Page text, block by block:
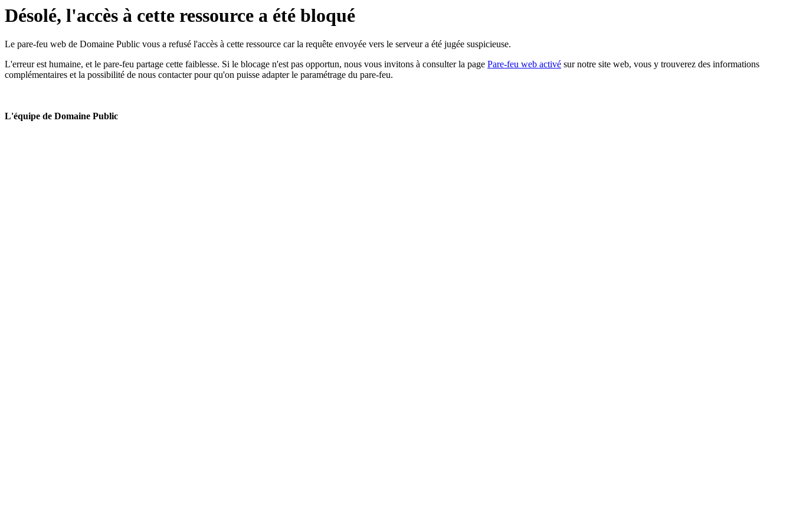
Désolé, l'accès à cette ressource a été bloqué
Le pare-feu web de Domaine Public vous a refusé l'accès à cette ressource car la requête envoyée vers le serveur a été jugée suspicieuse.
L'erreur est humaine, et le pare-feu partage cette faiblesse. Si le blocage n'est pas opportun, nous vous invitons à consulter la page Pare-feu web activé sur notre site web, vous y trouverez des informations
complémentaires et la possibilité de nous contacter pour qu'on puisse adapter le paramétrage du pare-feu.
L'équipe de Domaine Public